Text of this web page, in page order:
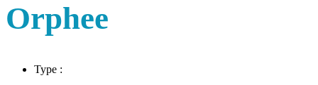
Orphee
Type :